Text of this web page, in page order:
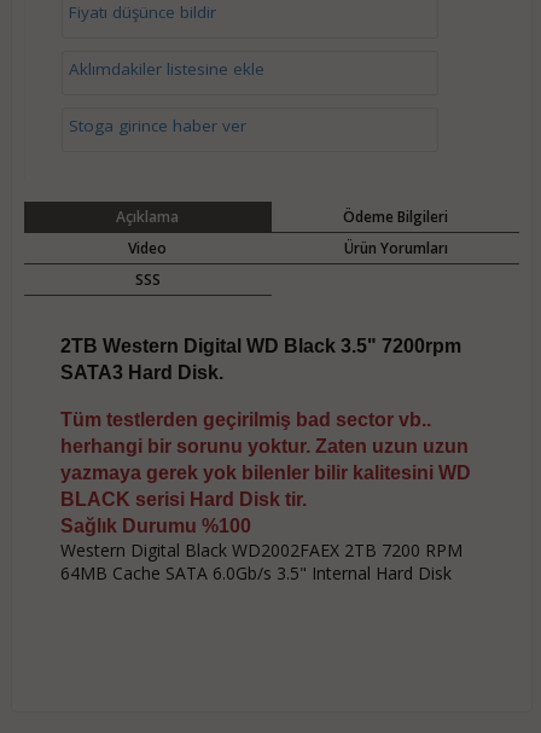
Fiyatı düşünce bildir
Aklımdakiler listesine ekle
Stoga girince haber ver
Açıklama
Ödeme Bilgileri
Video
Ürün Yorumları
SSS
2TB Western Digital WD Black 3.5" 7200rpm
SATA3 Hard Disk.
Tüm testlerden geçirilmiş bad sector vb..
herhangi bir sorunu yoktur. Zaten uzun uzun
yazmaya gerek yok bilenler bilir kalitesini WD
BLACK serisi Hard Disk tir.
Sağlık Durumu %100
Western Digital Black WD2002FAEX 2TB 7200 RPM
64MB Cache SATA 6.0Gb/s 3.5" Internal Hard Disk